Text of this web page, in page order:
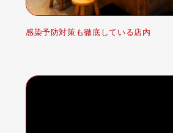
感染予防対策も徹底している店内